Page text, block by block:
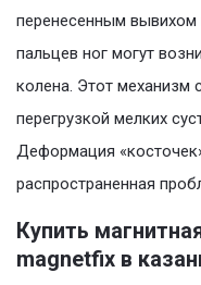
перенесенным
пальцев ног могут
колена. Этот механизм
перегрузкой мелких
Деформация
распространенная
Купить
magnetfix в